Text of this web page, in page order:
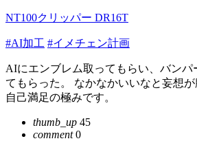
NT100クリッパー DR16T
#AI加工 #イメチェン計画
AIにエンブレム取ってもらい、バンパ
てもらった。 なかなかいいなと妄想が
自己満足の極みです。
thumb_up 45
comment0